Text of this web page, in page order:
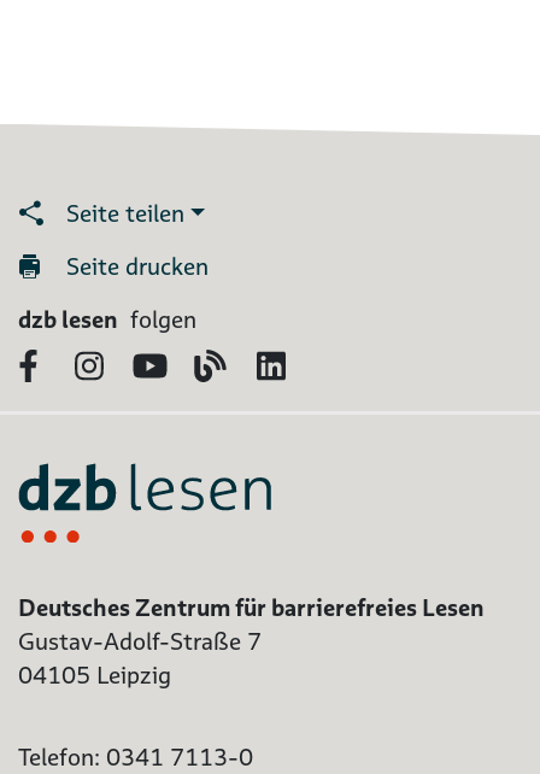
Seite teilen
Seite drucken
dzb lesen folgen
FacebookInstagram
YouTubeBlog
Deutsches Zentrum für barrierefreies Lesen
Gustav-Adolf-Straße 7
04105 Leipzig
Telefon: 0341 7113-0